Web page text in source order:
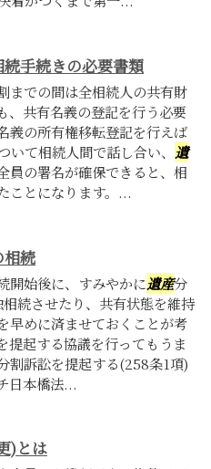
続手続きの必要書類
までの間は全相続人の共有財
、共有名義の登記を行う必要
義の所有権移転登記を行えば
いて相続人間で話し合い、 遺
員の署名が確保できると、相
ことになります。...
相続
開始後に、すみやかに遺産分
続させたり、共有状態を維持
早めに済ませておくことが考
起する協議を行ってもうま
割訴訟を提起する(258条1項)
日本橋法...
)とは